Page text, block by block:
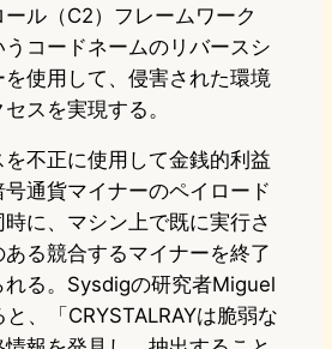
ール（C2）フレームワーク
コードネームのリバースシ
使用して、侵害された環境
スを実現する。
不正に使用して金銭的利益
通貨マイナーのペイロード
に、マシン上で既に実行さ
る競合するマイナーを終了
れる。Sysdigの研究者Miguel
、「CRYSTALRAYは脆弱な